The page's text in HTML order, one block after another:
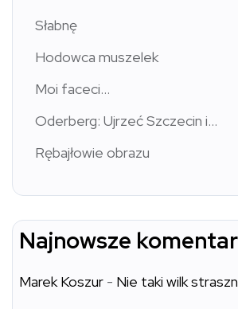
Słabnę
Hodowca muszelek
Moi faceci…
Oderberg: Ujrzeć Szczecin i…
Rębajłowie obrazu
Najnowsze
Marek Koszur - Nie taki wilk